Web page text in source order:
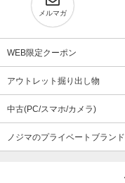
メルマガ
WEB限定クーポン
アウトレット掘り出し物
中古(PC/スマホ/カメラ)
ノジマのプライベートブランド